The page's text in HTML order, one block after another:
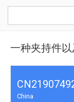
一种夹持件
China